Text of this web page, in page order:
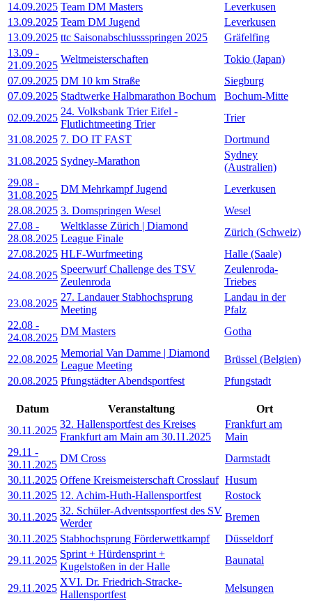
14.09.2025 Team DM Masters
Leverkusen
13.09.2025 Team DM Jugend
Leverkusen
13.09.2025 ttc Saisonabschlussspringen 2025
Gräfelfing
13.09 -
21.09.2025
Weltmeisterschaften
Tokio (Japan)
07.09.2025 DM 10 km Straße
Siegburg
07.09.2025 Stadtwerke Halbmarathon Bochum
Bochum-Mitte
02.09.2025
24. Volksbank Trier Eifel -
Flutlichtmeeting Trier
Trier
31.08.2025 7. DO IT FAST
Dortmund
31.08.2025 Sydney-Marathon
Sydney
(Australien)
29.08 -
31.08.2025
DM Mehrkampf Jugend
Leverkusen
28.08.2025 3. Domspringen Wesel
Wesel
27.08 -
28.08.2025
Weltklasse Zürich | Diamond
League Finale
Zürich (Schweiz)
27.08.2025 HLF-Wurfmeeting
Halle (Saale)
24.08.2025
Speerwurf Challenge des TSV
Zeulenroda
Zeulenroda-
Triebes
23.08.2025
27. Landauer Stabhochsprung
Meeting
Landau in der
Pfalz
22.08 -
24.08.2025
DM Masters Gotha
22.08.2025
Memorial Van Damme | Diamond
League Meeting
Brüssel (Belgien)
20.08.2025 Pfungstädter Abendsportfest Pfungstadt
Datum Veranstaltung
Ort
30.11.2025
32. Hallensportfest des Kreises
Frankfurt am Main am 30.11.2025
Frankfurt am
Main
29.11 -
30.11.2025
DM Cross
Darmstadt
30.11.2025 Offene Kreismeisterschaft Crosslauf Husum
30.11.2025 12. Achim-Huth-Hallensportfest
Rostock
30.11.2025
32. Schüler-Adventssportfest des SV
Werder
Bremen
30.11.2025 Stabhochsprung Förderwettkampf
Düsseldorf
29.11.2025
Sprint + Hürdensprint +
Kugelstoßen in der Halle
Baunatal
29.11.2025
XVI. Dr. Friedrich-Stracke-
Hallensportfest
Melsungen